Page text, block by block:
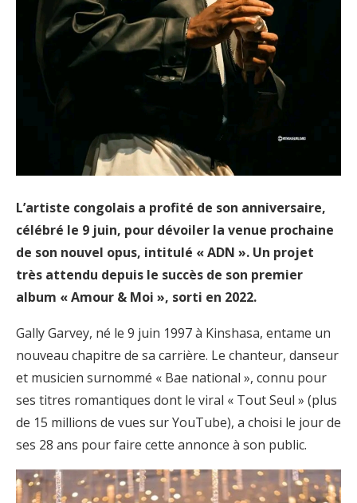
L’artiste congolais a profité de son anniversaire,
célébré le 9 juin, pour dévoiler la venue prochaine
de son nouvel opus, intitulé « ADN ». Un projet
très attendu depuis le succès de son premier
album « Amour & Moi », sorti en 2022.
Gally Garvey, né le 9 juin 1997 à Kinshasa, entame un
nouveau chapitre de sa carrière. Le chanteur, danseur
et musicien surnommé « Bae national », connu pour
ses titres romantiques dont le viral « Tout Seul » (plus
de 15 millions de vues sur YouTube), a choisi le jour de
ses 28 ans pour faire cette annonce à son public.